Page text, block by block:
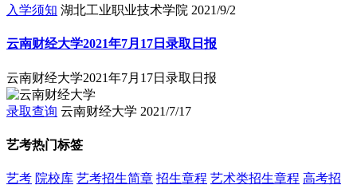
入学须知 湖北工业职业技术学院 2021/9/2
云南财经大学2021年7月17日录取日报
云南财经大学2021年7月17日录取日报
录取查询 云南财经大学 2021/7/17
艺考热门标签
艺考 院校库 艺考招生简章 招生章程 艺术类招生章程 高考招